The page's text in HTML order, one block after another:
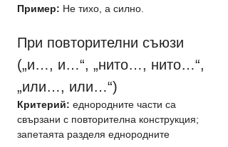
Пример: Не тихо, а силно.
При повторителни съюзи
(„и…, и…“, „нито…, нито…“,
„или…, или…“)
Критерий: еднородните части са
свързани с повторителна конструкция;
запетаята разделя еднородните